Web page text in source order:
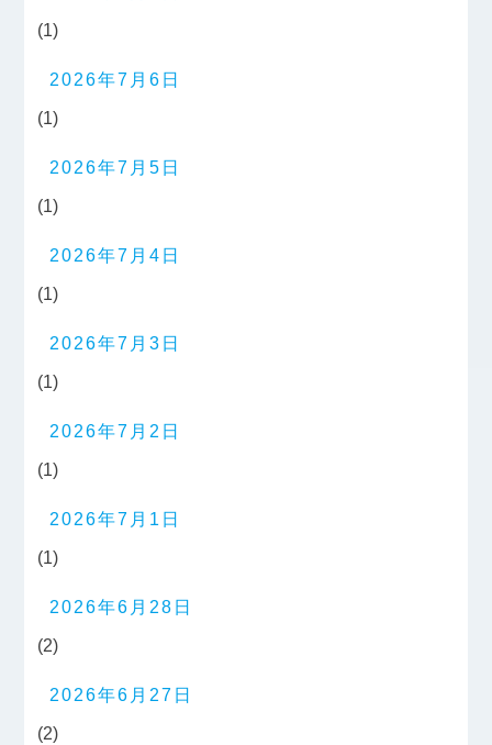
(1)
2026年7月6日
(1)
2026年7月5日
(1)
2026年7月4日
(1)
2026年7月3日
(1)
2026年7月2日
(1)
2026年7月1日
(1)
2026年6月28日
(2)
2026年6月27日
(2)